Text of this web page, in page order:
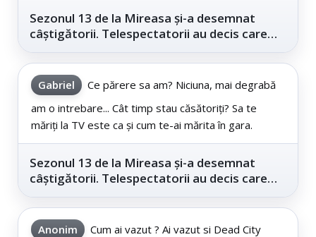
Sezonul 13 de la Mireasa și-a desemnat
câștigătorii. Telespectatorii au decis care
Gabriel
Ce părere sa am? Niciuna, mai degrabă
am o intrebare... Cât timp stau căsătoriți? Sa te
măriți la TV este ca și cum te-ai mărita în gara.
Sezonul 13 de la Mireasa și-a desemnat
câștigătorii. Telespectatorii au decis care
Anonim
Cum ai vazut ? Ai vazut si Dead City